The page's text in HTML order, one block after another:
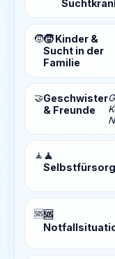
🧒🧒 Kinder &
Sucht in der
Familie
🤝Geschwister
& Freunde
🧘 🧘
🆘🆘